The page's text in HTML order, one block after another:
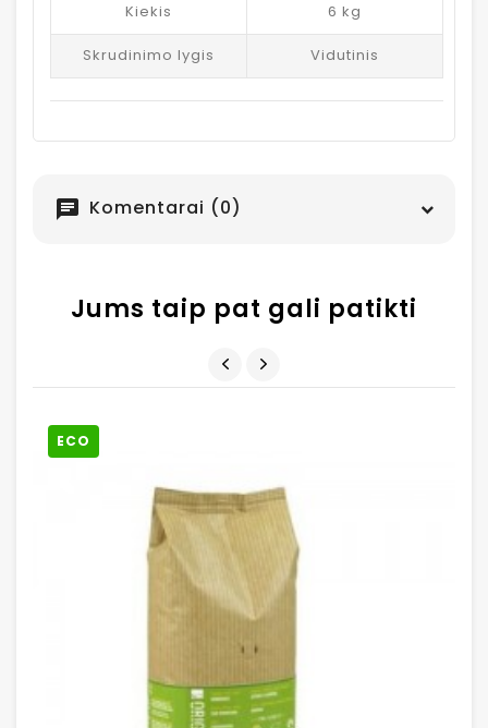
Kiekis 6 kg
Skrudinimo lygis Vidutinis
chat Komentarai (0)
Jums taip pat gali patikti
ECO